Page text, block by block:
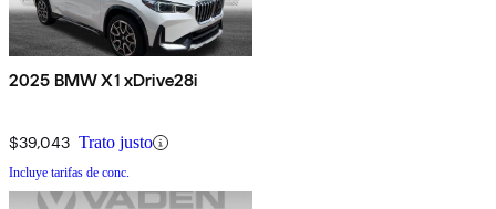
2025 BMW X1 xDrive28i
$39,043 Trato justo
Incluye tarifas de conc.